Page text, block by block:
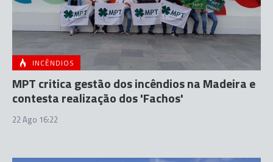
INCÊNDIOS
MPT critica gestão dos incêndios na Madeira e
contesta realização dos 'Fachos'
22 Ago 16:22